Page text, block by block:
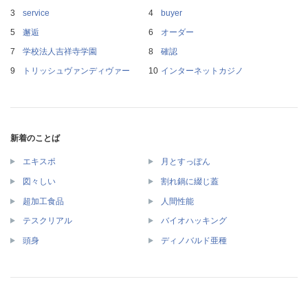
service
buyer
邂逅
オーダー
学校法人吉祥寺学園
確認
トリッシュヴァンディヴァー
インターネットカジノ
新着のことば
エキスポ 月とすっぽん
図々しい 割れ鍋に綴じ蓋
超加工食品 人間性能
テスクリアル バイオハッキング
頭身 ディノバルド亜種